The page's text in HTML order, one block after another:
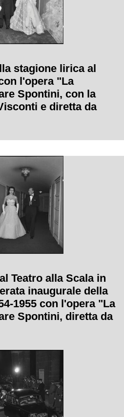
stagione lirica al
l'opera "La
Spontini, con la
e diretta da
Teatro alla Scala in
inaugurale della
1955 con l'opera "La
Spontini, diretta da